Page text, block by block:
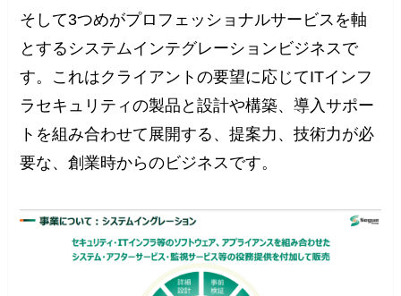
そして3つめがプロフェッショナルサービスを軸
とするシステムインテグレーションビジネスで
す。これはクライアントの要望に応じてITインフ
ラセキュリティの製品と設計や構築、導入サポー
トを組み合わせて展開する、提案力、技術力が必
要な、創業時からのビジネスです。